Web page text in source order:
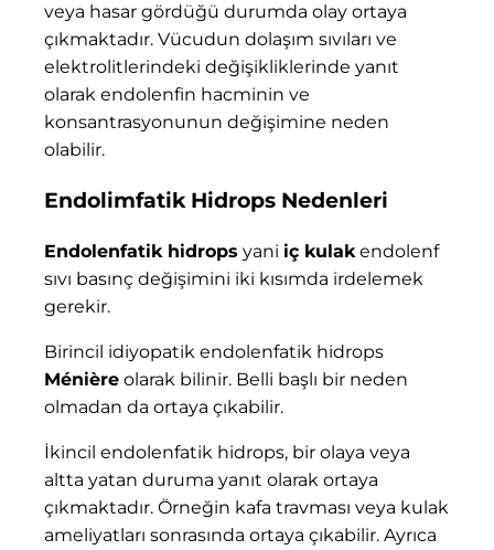
veya hasar gördüğü durumda olay ortaya
çıkmaktadır. Vücudun dolaşım sıvıları ve
elektrolitlerindeki değişikliklerinde yanıt
olarak endolenfin hacminin ve
konsantrasyonunun değişimine neden
olabilir.
Endolimfatik Hidrops Nedenleri
Endolenfatik hidrops yani iç kulakendolenf
sıvı basınç değişimini iki kısımda irdelemek
gerekir.
Birincil idiyopatik endolenfatik hidrops
Ménière olarak bilinir. Belli başlı bir neden
olmadan da ortaya çıkabilir.
İkincil endolenfatik hidrops, bir olaya veya
altta yatan duruma yanıt olarak ortaya
çıkmaktadır. Örneğin kafa travması veya kulak
ameliyatları sonrasında ortaya çıkabilir. Ayrıca